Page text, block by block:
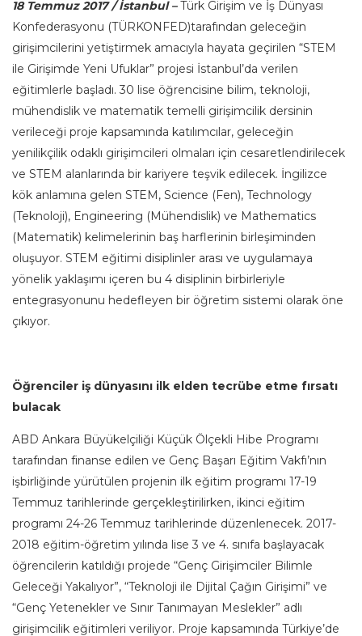
18 Temmuz 2017 / İstanbul –Türk Girişim ve İş Dünyası
Konfederasyonu (TÜRKONFED)tarafından geleceğin
girişimcilerini yetiştirmek amacıyla hayata geçirilen “STEM
ile Girişimde Yeni Ufuklar” projesi İstanbul’da verilen
eğitimlerle başladı. 30 lise öğrencisine bilim, teknoloji,
mühendislik ve matematik temelli girişimcilik dersinin
verileceği proje kapsamında katılımcılar, geleceğin
yenilikçilik odaklı girişimcileri olmaları için cesaretlendirilecek
ve STEM alanlarında bir kariyere teşvik edilecek. İngilizce
kök anlamına gelen STEM, Science (Fen), Technology
(Teknoloji), Engineering (Mühendislik) ve Mathematics
(Matematik) kelimelerinin baş harflerinin birleşiminden
oluşuyor. STEM eğitimi disiplinler arası ve uygulamaya
yönelik yaklaşımı içeren bu 4 disiplinin birbirleriyle
entegrasyonunu hedefleyen bir öğretim sistemi olarak öne
çıkıyor.
Öğrenciler iş dünyasını ilk elden tecrübe etme fırsatı
bulacak
ABD Ankara Büyükelçiliği Küçük Ölçekli Hibe Programı
tarafından finanse edilen ve Genç Başarı Eğitim Vakfı’nın
işbirliğinde yürütülen projenin ilk eğitim programı 17-19
Temmuz tarihlerinde gerçekleştirilirken, ikinci eğitim
programı 24-26 Temmuz tarihlerinde düzenlenecek. 2017-
2018 eğitim-öğretim yılında lise 3 ve 4. sınıfa başlayacak
öğrencilerin katıldığı projede “Genç Girişimciler Bilimle
Geleceği Yakalıyor”, “Teknoloji ile Dijital Çağın Girişimi” ve
“Genç Yetenekler ve Sınır Tanımayan Meslekler” adlı
girişimcilik eğitimleri veriliyor. Proje kapsamında Türkiye’de